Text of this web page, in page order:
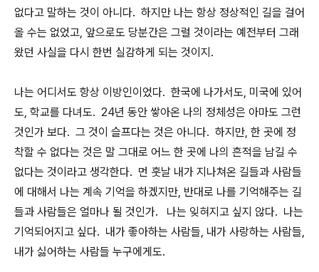
없다고 말하는 것이 아니다. 하지만 나는 항상 정상적인 길을 걸어
올 수는 없었고, 앞으로도 당분간은 그럴 것이라는 예전부터 그래
왔던 사실을 다시 한번 실감하게 되는 것이지.
나는 어디서도 항상 이방인이었다. 한국에 나가서도, 미국에 있어
도, 학교를 다녀도. 24년 동안 쌓아온 나의 정체성은 아마도 그런
것인가 보다. 그 것이 슬프다는 것은 아니다. 하지만, 한 곳에 정
착할 수 없다는 것은 말 그대로 어느 한 곳에 나의 흔적을 남길 수
없다는 것이라고 생각한다. 먼 훗날 내가 지나쳐온 길들과 사람들
에 대해서 나는 계속 기억을 하겠지만, 반대로 나를 기억해주는 길
들과 사람들은 얼마나 될 것인가. 나는 잊혀지고 싶지 않다. 나는
기억되어지고 싶다. 내가 좋아하는 사람들, 내가 사랑하는 사람들,
내가 싫어하는 사람들 누구에게도.